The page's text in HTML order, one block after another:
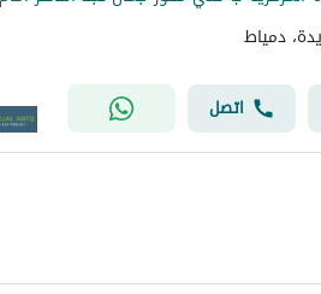
دمياط
اتصل